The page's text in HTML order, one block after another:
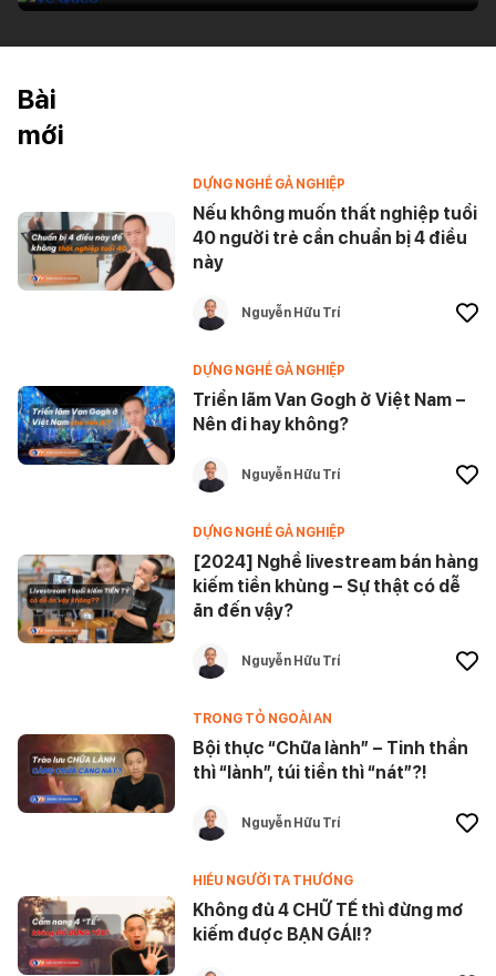
Bài
mới
DỰNG NGHỀ GẢ NGHIỆP
Nếu không muốn thất nghiệp tuổi
40 người trẻ cần chuẩn bị 4 điều
này
Nguyễn Hữu Trí
DỰNG NGHỀ GẢ NGHIỆP
Triển lãm Van Gogh ở Việt Nam –
Nên đi hay không?
Nguyễn Hữu Trí
DỰNG NGHỀ GẢ NGHIỆP
[2024] Nghề livestream bán hàng
kiếm tiền khủng – Sự thật có dễ
ăn đến vậy?
Nguyễn Hữu Trí
TRONG TỎ NGOÀI AN
Bội thực “Chữa lành” – Tinh thần
thì “lành”, túi tiền thì “nát”?!
Nguyễn Hữu Trí
HIỂU NGƯỜI TA THƯƠNG
Không đủ 4 CHỮ TẾ thì đừng mơ
kiếm được BẠN GÁI!?